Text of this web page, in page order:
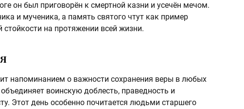
он был приговорён к смертной казни и усечён мечом.
и мученика, а память святого чтут как пример
стойкости на протяжении всей жизни.
напоминанием о важности сохранения веры в любых
воинскую доблесть, праведность и
Этот день особенно почитается людьми старшего